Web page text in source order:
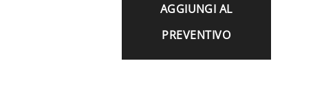
AGGIUNGI AL
PREVENTIVO